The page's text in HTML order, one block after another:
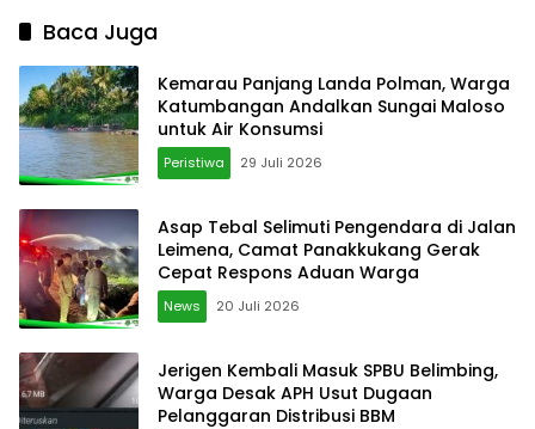
Baca Juga
Kemarau Panjang Landa Polman, Warga
Katumbangan Andalkan Sungai Maloso
untuk Air Konsumsi
Peristiwa 29 Juli 2026
Asap Tebal Selimuti Pengendara di Jalan
Leimena, Camat Panakkukang Gerak
Cepat Respons Aduan Warga
News 20 Juli 2026
Jerigen Kembali Masuk SPBU Belimbing,
Warga Desak APH Usut Dugaan
Pelanggaran Distribusi BBM